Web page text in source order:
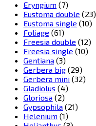
Eryngium (7)
Eustoma double (23)
Eustoma single (10)
Foliage (61)
Freesia double (12)
Freesia single (10)
Gentiana (3)
Gerbera big (29)
Gerbera mini (32)
Gladiolus (4)
Gloriosa (2)
Gypsophila (21)
Helenium (1)